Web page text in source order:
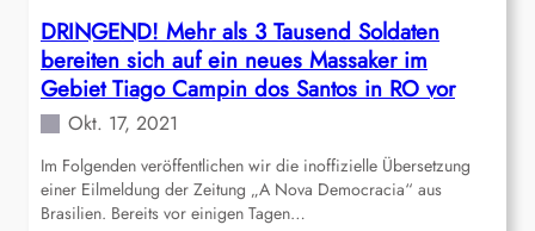
DRINGEND! Mehr als 3 Tausend Soldaten
bereiten sich auf ein neues Massaker im
Gebiet Tiago Campin dos Santos in RO vor
Okt. 17, 2021
Im Folgenden veröffentlichen wir die inoffizielle Übersetzung
einer Eilmeldung der Zeitung „A Nova Democracia“ aus
Brasilien. Bereits vor einigen Tagen…